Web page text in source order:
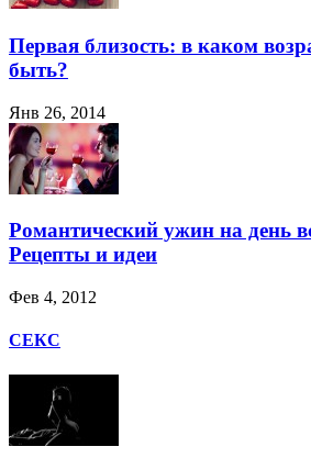
Первая близость: в каком
быть?
Янв 26, 2014
Романтический ужин на день
Рецепты и идеи
Фев 4, 2012
СЕКС